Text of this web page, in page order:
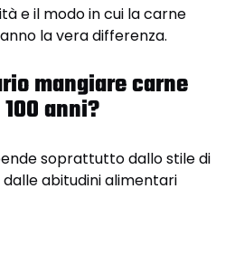
e il modo in cui la carne
la vera differenza.
mangiare carne
anni?
soprattutto dallo stile di
abitudini alimentari